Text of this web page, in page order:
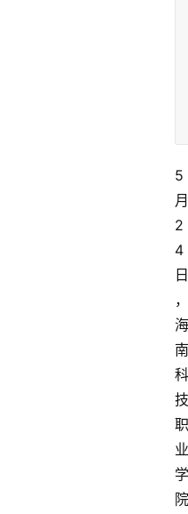
5
月
2
4
日
，
海
南
科
技
职
业
学
院